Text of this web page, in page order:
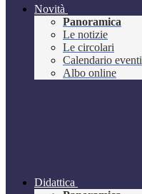
Novità
Panoramica
Le notizie
Le circolari
Calendario eventi
Albo online
Didattica